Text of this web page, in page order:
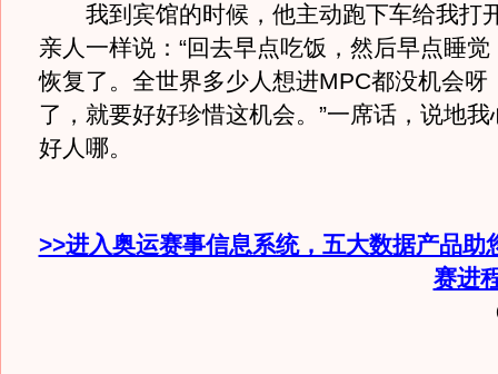
我到宾馆的时候，他主动跑下车给我打
亲人一样说：“回去早点吃饭，然后早点睡
恢复了。全世界多少人想进MPC都没机会呀
了，就要好好珍惜这机会。”一席话，说地
好人哪。
>>进入奥运赛事信息系统，五大数据产品助
赛进